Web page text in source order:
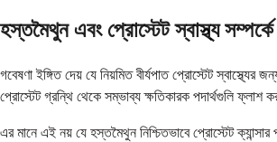
হস্তমৈথুন এবং প্রোস্টেট স্বাস্থ্য
গবেষণা ইঙ্গিত দেয় যে নিয়মিত বীর্যপাত প্রোস্টেট
প্রোস্টেট গ্রন্থি থেকে সম্ভাব্য ক্ষতিকারক পদার্থগুলি ফ্লাশ
এর মানে এই নয় যে হস্তমৈথুন নিশ্চিতভাবে প্রোস্টেট